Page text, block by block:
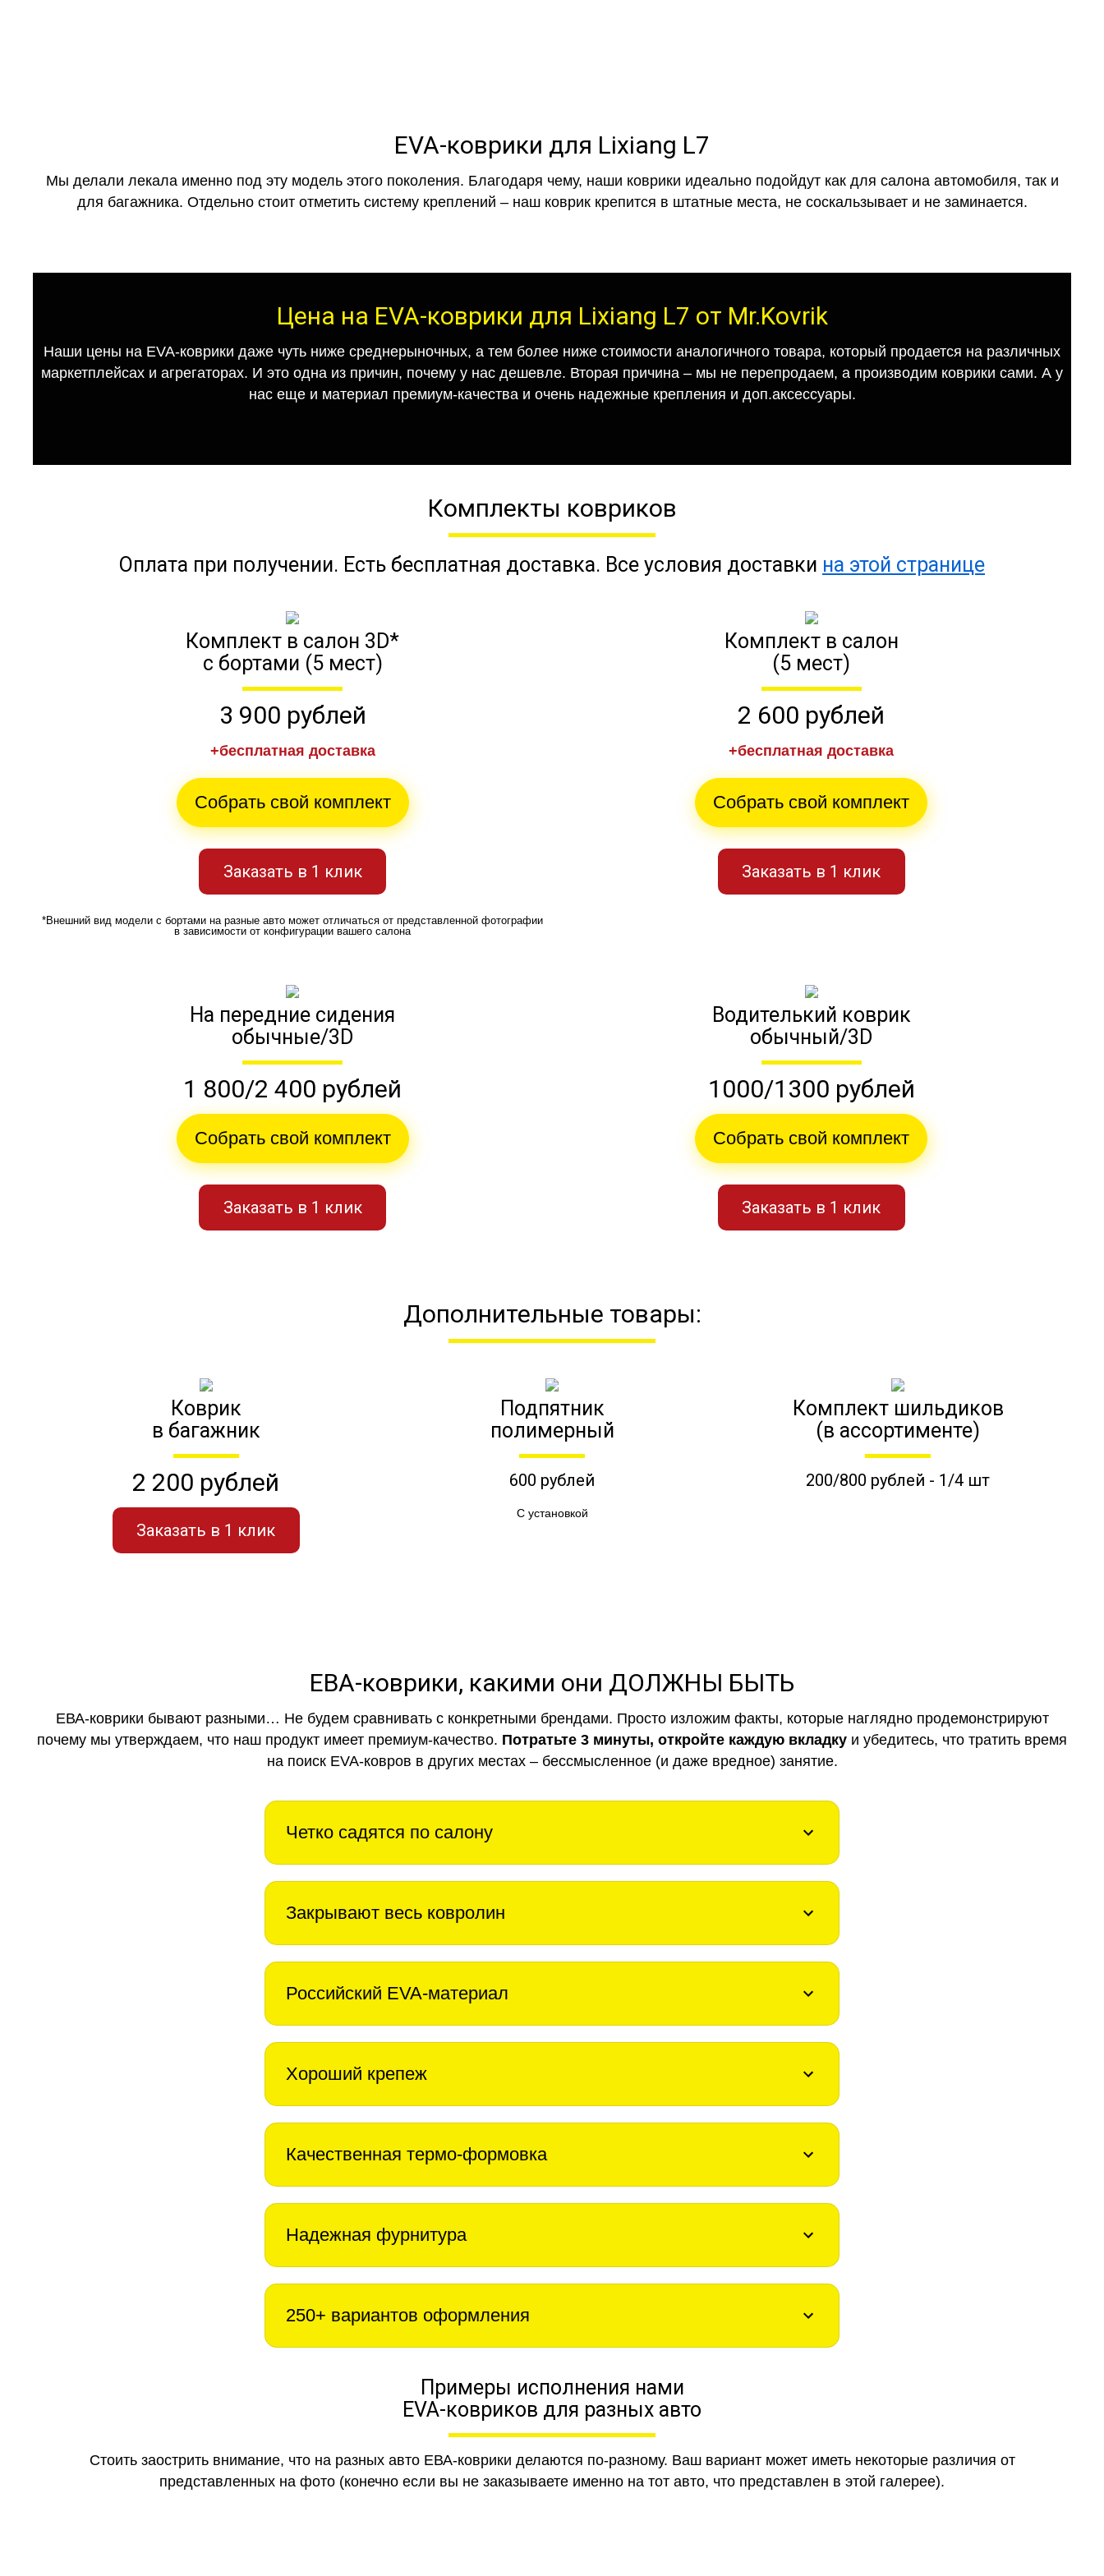
EVA-коврики для Lixiang L7
Мы делали лекала именно под эту модель этого поколения. Благодаря чему, наши коврики идеально подойдут как для салона автомобиля, так и
для багажника. Отдельно стоит отметить систему креплений – наш коврик крепится в штатные места, не соскальзывает и не заминается.
Цена на EVA-коврики для Lixiang L7 от Mr.Kovrik
Наши цены на EVA-коврики даже чуть ниже среднерыночных, а тем более ниже стоимости аналогичного товара, который продается на различных
маркетплейсах и агрегаторах. И это одна из причин, почему у нас дешевле. Вторая причина – мы не перепродаем, а производим коврики сами. А у
нас еще и материал премиум-качества и очень надежные крепления и доп.аксессуары.
Комплекты ковриков
Оплата при получении. Есть бесплатная доставка. Все условия доставки на этой странице
Комплект в салон 3D*
с бортами (5 мест)
3 900 рублей
+бесплатная доставка
Собрать свой комплект
Заказать в 1 клик
*Внешний вид модели с бортами на разные авто может отличаться от представленной фотографии
в зависимости от конфигурации вашего салона
Комплект в салон
(5 мест)
2 600 рублей
+бесплатная доставка
Собрать свой комплект
Заказать в 1 клик
На передние сидения
обычные/3D
1 800/2 400 рублей
Собрать свой комплект
Заказать в 1 клик
Водителький коврик
обычный/3D
1000/1300 рублей
Собрать свой комплект
Заказать в 1 клик
Дополнительные товары:
Коврик
в багажник
2 200 рублей
Заказать в 1 клик
Подпятник
полимерный
600 рублей
С установкой
Комплект шильдиков
(в ассортименте)
200/800 рублей - 1/4 шт
ЕВА-коврики, какими они ДОЛЖНЫ БЫТЬ
ЕВА-коврики бывают разными… Не будем сравнивать с конкретными брендами. Просто изложим факты, которые наглядно продемонстрируют
почему мы утверждаем, что наш продукт имеет премиум-качество. Потратьте 3 минуты, откройте каждую вкладку и убедитесь, что тратить время
на поиск EVA-ковров в других местах – бессмысленное (и даже вредное) занятие.
Четко садятся по салону
Закрывают весь ковролин
Российский EVA-материал
Хороший крепеж
Качественная термо-формовка
Надежная фурнитура
250+ вариантов оформления
Примеры исполнения нами
EVA-ковриков для разных авто
Стоить заострить внимание, что на разных авто ЕВА-коврики делаются по-разному. Ваш вариант может иметь некоторые различия от
представленных на фото (конечно если вы не заказываете именно на тот авто, что представлен в этой галерее).